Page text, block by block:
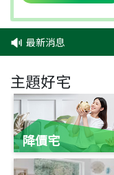
最新消息
主題好宅
降價宅